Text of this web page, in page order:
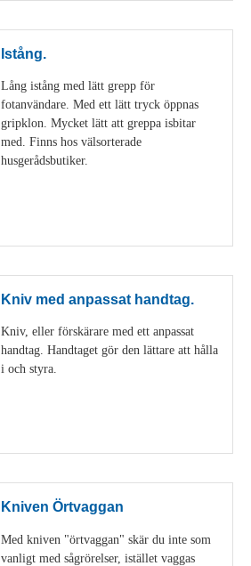
Istång.
Lång istång med lätt grepp för
fotanvändare. Med ett lätt tryck öppnas
gripklon. Mycket lätt att greppa isbitar
med. Finns hos välsorterade
husgerådsbutiker.
Kniv med anpassat handtag.
Kniv, eller förskärare med ett anpassat
handtag. Handtaget gör den lättare att hålla
i och styra.
Kniven Örtvaggan
Med kniven "örtvaggan" skär du inte som
vanligt med sågrörelser, istället vaggas